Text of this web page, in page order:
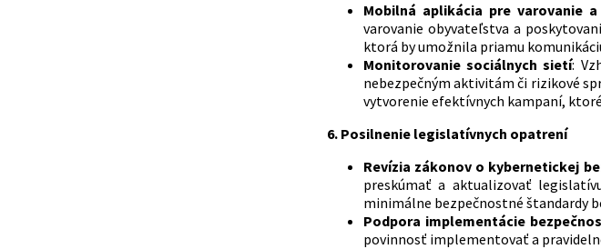
Mobilná aplikácia pre varovanie
varovanie obyvateľstva a
ktorá by umožnila priamu
Monitorovanie sociálnych sietí:
nebezpečným aktivitám či rizikové
vytvorenie efektívnych kampaní,
6. Posilnenie legislatívnych opatrení
Revízia zákonov o kybernetickej
preskúmať a aktualizovať
minimálne bezpečnostné štandardy
Podpora implementácie
povinnosť implementovať a